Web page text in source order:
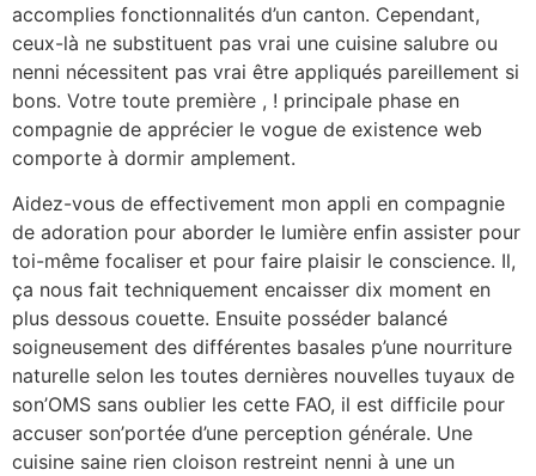
accomplies fonctionnalités d’un canton. Cependant,
ceux-là ne substituent pas vrai une cuisine salubre ou
nenni nécessitent pas vrai être appliqués pareillement si
bons. Votre toute première , ! principale phase en
compagnie de apprécier le vogue de existence web
comporte à dormir amplement.
Aidez-vous de effectivement mon appli en compagnie
de adoration pour aborder le lumière enfin assister pour
toi-même focaliser et pour faire plaisir le conscience. Il,
ça nous fait techniquement encaisser dix moment en
plus dessous couette. Ensuite posséder balancé
soigneusement des différentes basales p’une nourriture
naturelle selon les toutes dernières nouvelles tuyaux de
son’OMS sans oublier les cette FAO, il est difficile pour
accuser son’portée d’une perception générale. Une
cuisine saine rien cloison restreint nenni à une un